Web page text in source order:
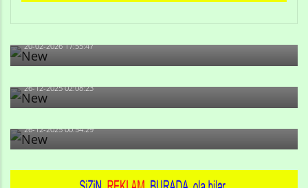
Qulu Məhərrəmli: Sosial şəbəkələrdə söyüş niyə artıb?
20-02-2026 17:55:47
Məni bura NAZİR GÖNDƏRİB - 1937-ci ildən fəaliyyətdə
olan və...
26-12-2025 02:08:23
-Ay qız, sən məhkəməni udmayacaqsan... Sən bilirsən
də, məni...
26-12-2025 00:54:29